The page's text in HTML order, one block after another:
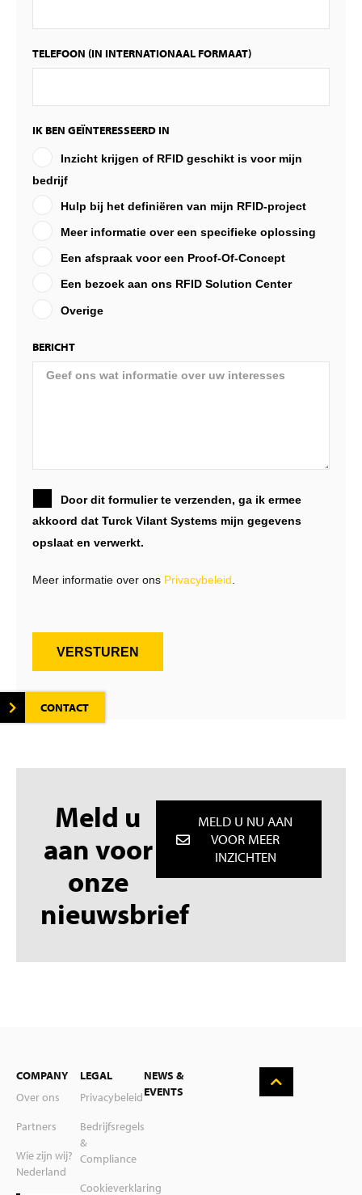
CONTACT
TELEFOON (IN INTERNATIONAAL FORMAAT)
IK BEN GEÏNTERESSEERD IN
Inzicht krijgen of RFID geschikt is voor mijn
bedrijf
Hulp bij het definiëren van mijn RFID-project
Meer informatie over een specifieke oplossing
Een afspraak voor een Proof-Of-Concept
Een bezoek aan ons RFID Solution Center
Overige
BERICHT
Door dit formulier te verzenden, ga ik ermee
akkoord dat Turck Vilant Systems mijn gegevens
opslaat en verwerkt.
Meer informatie over ons Privacybeleid
VERSTUREN
Meld u
aan voor
onze
nieuwsbrief
MELD U NU AAN
VOOR MEER
INZICHTEN
COMPANY
Over ons
Partners
Wie zijn wij?
Nederland
LEGAL
Privacybeleid
Bedrijfsregels
&
Compliance
Cookieverklaring
NEWS &
EVENTS
Deutsch
Svenska
Polski